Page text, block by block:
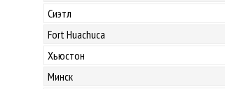
Сиэтл
Fort Huachuca
Хьюстон
Минск